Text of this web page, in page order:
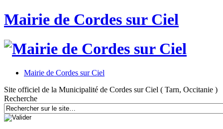
Mairie de Cordes sur Ciel
Mairie de Cordes sur Ciel
Site officiel de la Municipalité de Cordes sur Ciel ( Tarn, Occitanie )
Recherche